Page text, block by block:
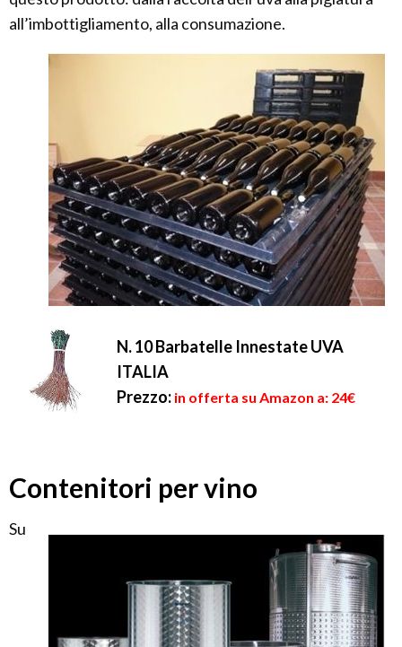
all’imbottigliamento, alla consumazione.
N. 10 Barbatelle Innestate UVA
ITALIA
Prezzo: in offerta su Amazon a: 24€
Contenitori per vino
Su